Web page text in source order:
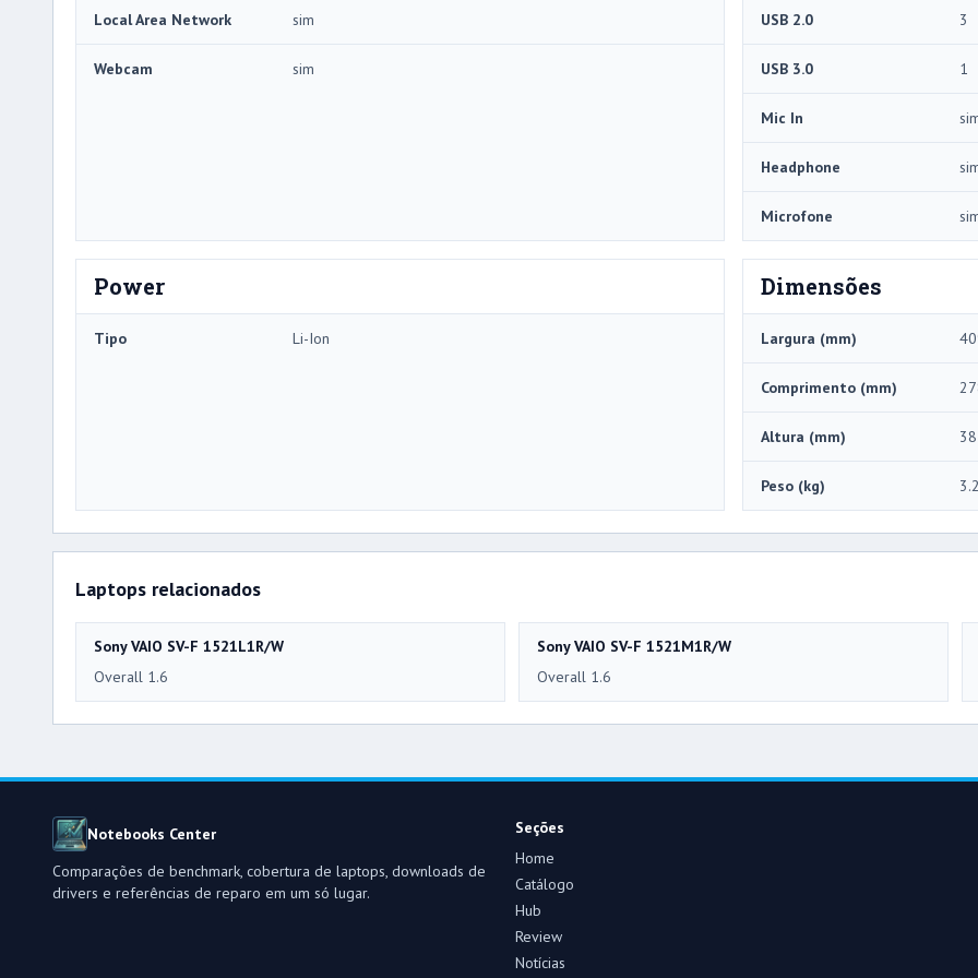
Local Area Network sim
Webcam sim
USB 2.0 3
USB 3.0 1
Mic In
Headphone
Microfone
Power
Tipo Li-Ion
Dimensões
Largura (mm)
Comprimento (mm)
Altura (mm) 38
Peso (kg) 3.2
Laptops relacionados
Sony VAIO SV-F 1521L1R/W
Overall 1.6
Sony VAIO SV-F 1521M1R/W
Overall 1.6
Notebooks Center
Comparações de benchmark, cobertura de laptops, downloads de
drivers e referências de reparo em um só lugar.
Seções
Home
Catálogo
Hub
Review
Notícias